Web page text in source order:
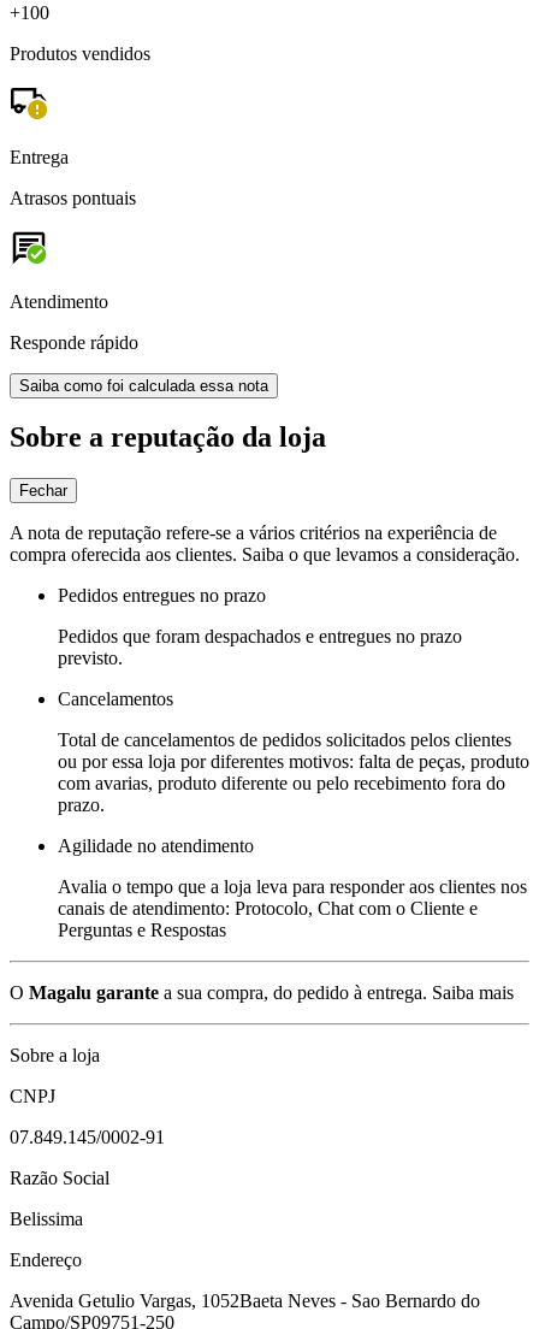
+100
Produtos vendidos
Entrega
Atrasos pontuais
Atendimento
Responde rápido
Saiba como foi calculada essa nota
Sobre a reputação da loja
Fechar
A nota de reputação refere-se a vários critérios na experiência de
compra oferecida aos clientes. Saiba o que levamos a consideração.
Pedidos entregues no prazo
Pedidos que foram despachados e entregues no prazo
previsto.
Cancelamentos
Total de cancelamentos de pedidos solicitados pelos clientes
ou por essa loja por diferentes motivos: falta de peças, produto
com avarias, produto diferente ou pelo recebimento fora do
prazo.
Agilidade no atendimento
Avalia o tempo que a loja leva para responder aos clientes nos
canais de atendimento: Protocolo, Chat com o Cliente e
Perguntas e Respostas
O Magalu garante a sua compra, do pedido à entrega. Saiba mais
Sobre a loja
CNPJ
07.849.145/0002-91
Razão Social
Belissima
Endereço
Avenida Getulio Vargas, 1052Baeta Neves - Sao Bernardo do
Campo/SP09751-250